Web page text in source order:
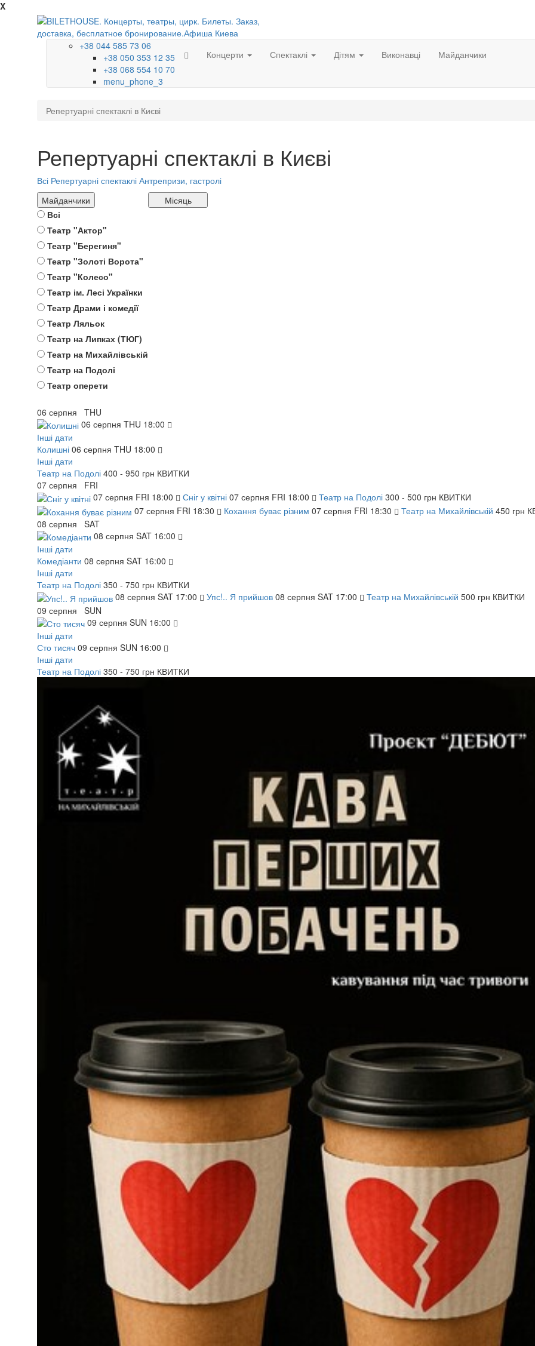
X
+38 044 585 73 06
+38 050 353 12 35
+38 068 554 10 70
menu_phone_3
Концерти Спектаклі Дітям Виконавці Майданчики
Репертуарні спектаклі в Києві
Репертуарні спектаклі в Києві
Всі Репертуарні спектаклі Антрепризи, гастролі
Майданчики
Всі
Театр "Актор"
Театр "Берегиня"
Театр "Золоті Ворота"
Театр "Колесо"
Театр ім. Лесі Українки
Театр Драми і комедії
Театр Ляльок
Театр на Липках (ТЮГ)
Театр на Михайлівській
Театр на Подолі
Театр оперети
Місяць
06 серпня THU
06 серпня THU 18:00
Інші дати
Колишні 06 серпня THU 18:00
Інші дати
Театр на Подолі 400 - 950 грн КВИТКИ
07 серпня FRI
07 серпня FRI 18:00 Сніг у квітні 07 серпня FRI 18:00 Театр на Подолі 300 - 500 грн КВИТКИ
07 серпня FRI 18:30 Кохання буває різним 07 серпня FRI 18:30 Театр на Михайлівській 450 грн
08 серпня SAT
08 серпня SAT 16:00
Інші дати
Комедіанти 08 серпня SAT 16:00
Інші дати
Театр на Подолі 350 - 750 грн КВИТКИ
08 серпня SAT 17:00 Упс!.. Я прийшов 08 серпня SAT 17:00 Театр на Михайлівській 500 грн КВИТКИ
09 серпня SUN
09 серпня SUN 16:00
Інші дати
Сто тисяч 09 серпня SUN 16:00
Інші дати
Театр на Подолі 350 - 750 грн КВИТКИ